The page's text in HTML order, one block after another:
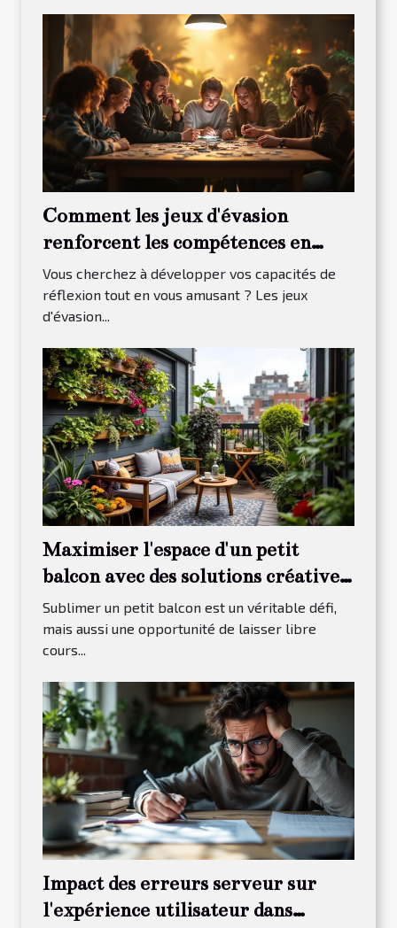
Comment les jeux d'évasion
renforcent les compétences en
résolution de problèmes ?
Vous cherchez à développer vos capacités de
réflexion tout en vous amusant ? Les jeux
d'évasion...
Maximiser l'espace d'un petit
balcon avec des solutions créatives
de paysagisme
Sublimer un petit balcon est un véritable défi,
mais aussi une opportunité de laisser libre
cours...
Impact des erreurs serveur sur
l'expérience utilisateur dans